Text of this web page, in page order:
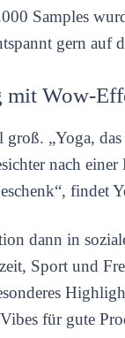
Samples
gern auf
mit Wow-
groß. „Yoga,
nach
findet
dann in
Sport und
für gute